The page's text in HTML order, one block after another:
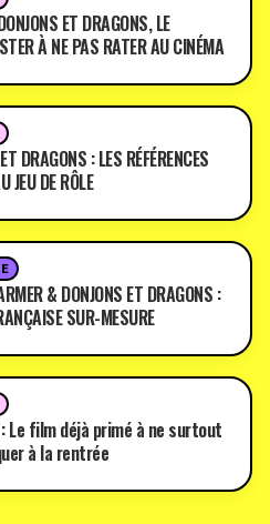
ET DRAGONS, LE
À NE PAS RATER AU CINÉMA
DRAGONS : LES RÉFÉRENCES
JEU DE RÔLE
& DONJONS ET DRAGONS :
SUR-MESURE
: Le film déjà primé à ne surtout
à la rentrée